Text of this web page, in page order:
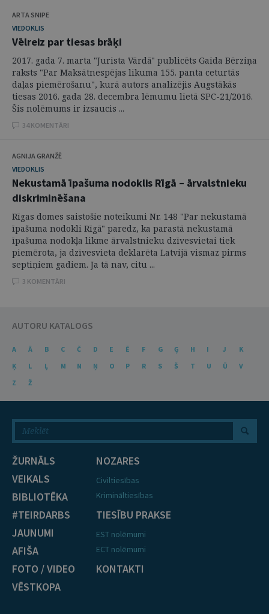
ARTA SNIPE
VIEDOKLIS
Vēlreiz par tiesas brāķi
2017. gada 7. marta "Jurista Vārdā" publicēts Gaida Bērziņa
raksts "Par Maksātnespējas likuma 155. panta ceturtās
daļas piemērošanu", kurā autors analizējis Augstākās
tiesas 2016. gada 28. decembra lēmumu lietā SPC-21/2016.
Šis nolēmums ir izsaucis ...
34 KOMENTĀRI
AGNIJA GRANŽĒ
VIEDOKLIS
Nekustamā īpašuma nodoklis Rīgā – ārvalstnieku
diskriminēšana
Rīgas domes saistošie noteikumi Nr. 148 "Par nekustamā
īpašuma nodokli Rīgā" paredz, ka parastā nekustamā
īpašuma nodokļa likme ārvalstnieku dzīvesvietai tiek
piemērota, ja dzīvesvieta deklarēta Latvijā vismaz pirms
septiņiem gadiem. Ja tā nav, citu ...
3 KOMENTĀRI
AUTORU KATALOGS
A Ā B C Č D E Ē F G Ģ H I J
K
Ķ
L Ļ M N Ņ O P R S Š T U Ū
V
Z
Ž
ŽURNĀLS
VEIKALS
BIBLIOTĒKA
#TEIRDARBS
JAUNUMI
AFIŠA
FOTO / VIDEO
VĒSTKOPA
NOZARES
Civiltiesības
Krimināltiesības
TIESĪBU PRAKSE
EST nolēmumi
ECT nolēmumi
KONTAKTI